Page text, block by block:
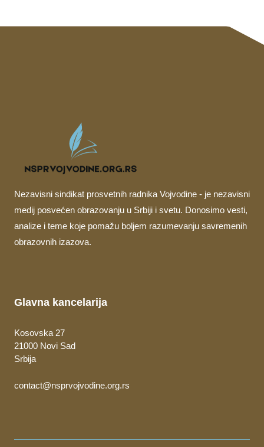
Nezavisni sindikat prosvetnih radnika Vojvodine - je nezavisni
medij posvećen obrazovanju u Srbiji i svetu. Donosimo vesti,
analize i teme koje pomažu boljem razumevanju savremenih
obrazovnih izazova.
Glavna kancelarija
Kosovska 27
21000 Novi Sad
Srbija
contact@nsprvojvodine.org.rs